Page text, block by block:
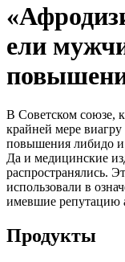
ели
В Советском союзе,
крайней мере
повышения либидо и
Да и медицинские
распространялись.
использовали в
имевшие репутацию
Продукты